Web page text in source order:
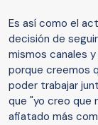
Es así como el
decisión de
mismos canales
porque creemos
poder trabajar
que "yo creo que
afiatado más